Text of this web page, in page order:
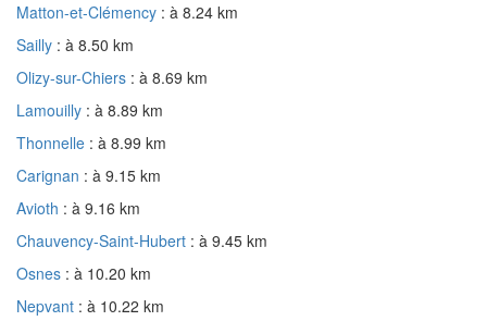
Matton-et-Clémency : à 8.24 km
Sailly : à 8.50 km
Olizy-sur-Chiers : à 8.69 km
Lamouilly : à 8.89 km
Thonnelle : à 8.99 km
Carignan : à 9.15 km
Avioth : à 9.16 km
Chauvency-Saint-Hubert : à 9.45 km
Osnes : à 10.20 km
Nepvant : à 10.22 km